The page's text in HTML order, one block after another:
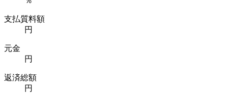
支払質料額
円
元金
円
返済総額
円